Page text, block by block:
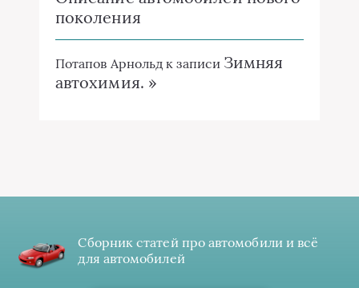
поколения
Потапов Арнольд к записи Зимняя
автохимия. »
Сборник статей про автомобили и всё
для автомобилей